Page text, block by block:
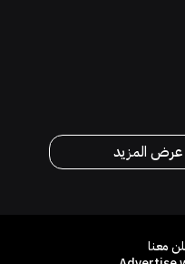
عرض المزيد
معنا